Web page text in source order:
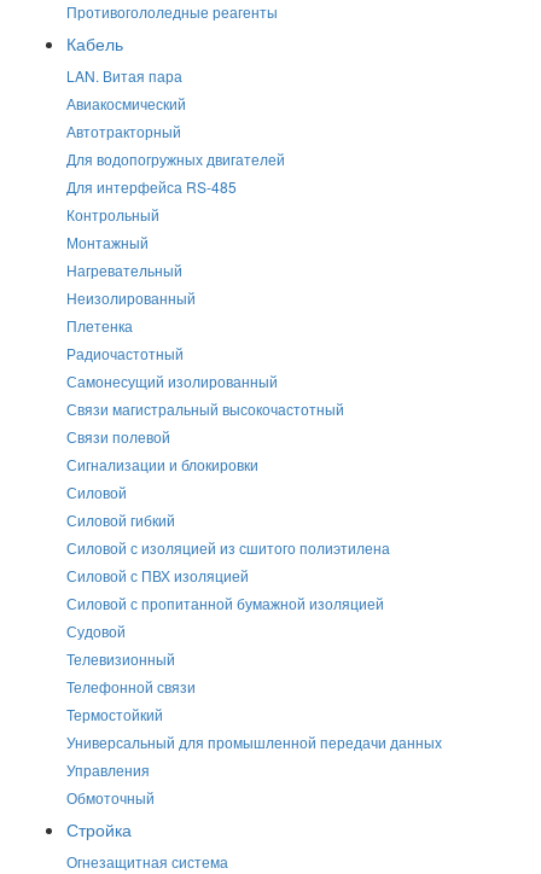
Противогололедные реагенты
Кабель
LAN. Витая пара
Авиакосмический
Автотракторный
Для водопогружных двигателей
Для интерфейса RS-485
Контрольный
Монтажный
Нагревательный
Неизолированный
Плетенка
Радиочастотный
Самонесущий изолированный
Связи магистральный высокочастотный
Связи полевой
Сигнализации и блокировки
Силовой
Силовой гибкий
Силовой с изоляцией из сшитого полиэтилена
Силовой с ПВХ изоляцией
Силовой с пропитанной бумажной изоляцией
Судовой
Телевизионный
Телефонной связи
Термостойкий
Универсальный для промышленной передачи данных
Управления
Обмоточный
Стройка
Огнезащитная система